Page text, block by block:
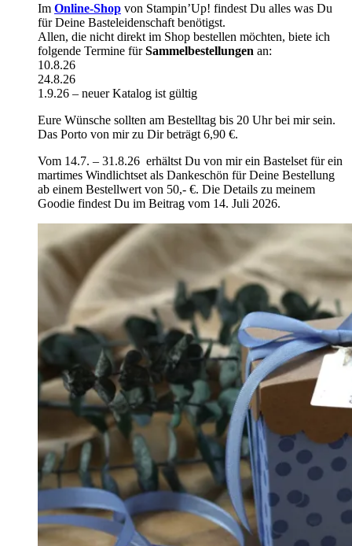
Im Online-Shop von Stampin’Up! findest Du alles was Du
für Deine Basteleidenschaft benötigst.
Allen, die nicht direkt im Shop bestellen möchten, biete ich
folgende Termine fürSammelbestellungen an:
10.8.26
24.8.26
1.9.26 – neuer Katalog ist gültig
Eure Wünsche sollten am Bestelltag bis 20 Uhr bei mir sein.
Das Porto von mir zu Dir beträgt 6,90 €.
Vom 14.7. – 31.8.26 erhältst Du von mir ein Bastelset für ein
martimes Windlichtset als Dankeschön für Deine Bestellung
ab einem Bestellwert von 50,- €. Die Details zu meinem
Goodie findest Du im Beitrag vom 14. Juli 2026.